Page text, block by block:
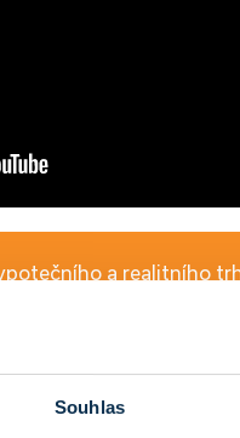
Souhlas
a realitního